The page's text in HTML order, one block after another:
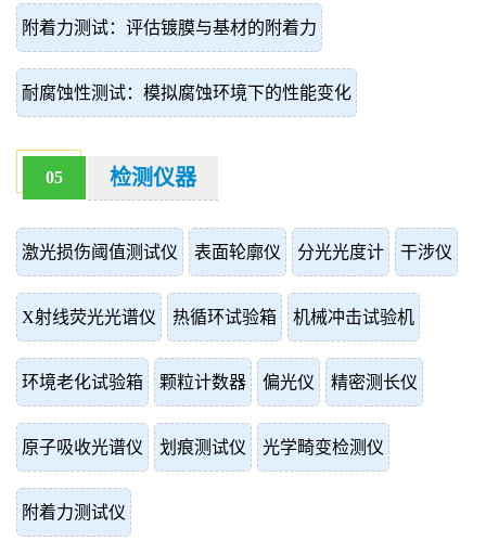
附着力测试：评估镀膜与基材的附着力
耐腐蚀性测试：模拟腐蚀环境下的性能变化
05 检测仪器
激光损伤阈值测试仪 表面轮廓仪 分光光度计 干涉仪
X射线荧光光谱仪 热循环试验箱 机械冲击试验机
环境老化试验箱 颗粒计数器 偏光仪 精密测长仪
原子吸收光谱仪 划痕测试仪 光学畸变检测仪
附着力测试仪